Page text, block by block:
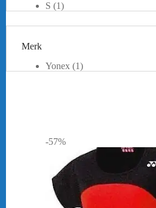
-57%
S (1)
Merk
Yonex (1)